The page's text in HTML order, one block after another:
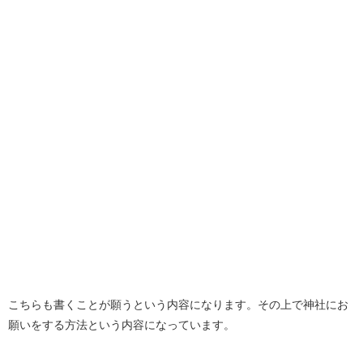
こちらも書くことが願うという内容になります。その上で神社にお
願いをする方法という内容になっています。